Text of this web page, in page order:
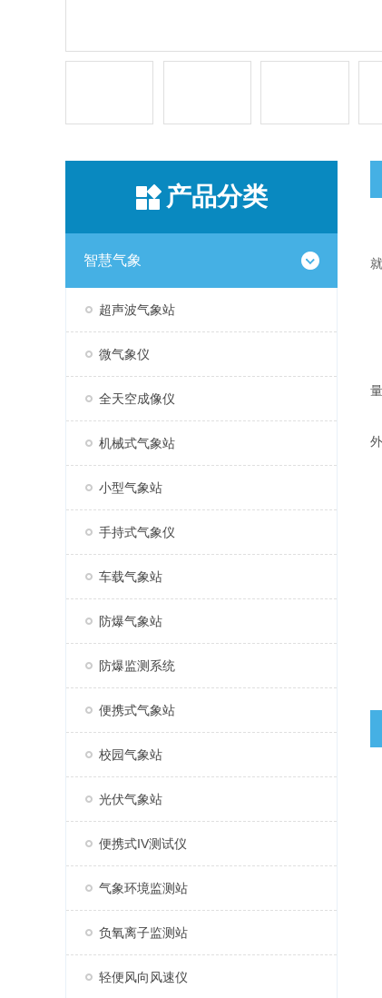
产品分类
智慧气象
超声波气象站
微气象仪
全天空成像仪
机械式气象站
小型气象站
手持式气象仪
车载气象站
防爆气象站
防爆监测系统
便携式气象站
校园气象站
光伏气象站
便携式IV测试仪
气象环境监测站
负氧离子监测站
轻便风向风速仪